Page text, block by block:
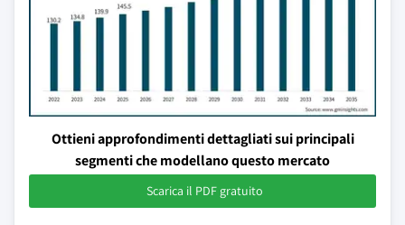
Ottieni approfondimenti dettagliati sui principali
segmenti che modellano questo mercato
Scarica il PDF gratuito